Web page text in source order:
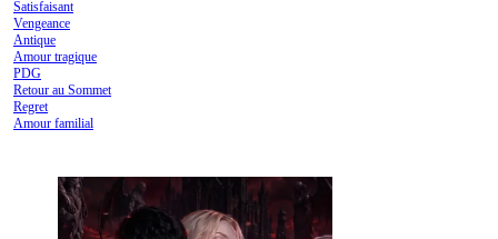
Satisfaisant
Vengeance
Antique
Amour tragique
PDG
Retour au Sommet
Regret
Amour familial